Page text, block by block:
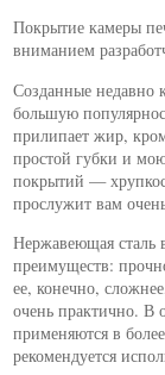
Покрытие камеры
вниманием
Созданные недавно
большую
прилипает жир,
простой губки и
покрытий —
прослужит вам
Нержавеющая сталь
преимуществ:
ее, конечно,
очень практично. В
применяются в
рекомендуется